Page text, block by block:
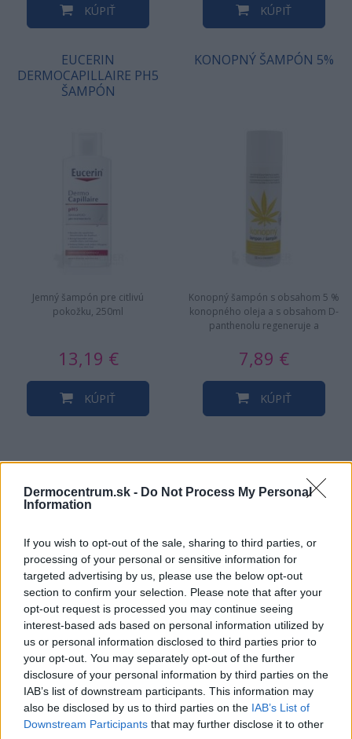
Dermocentrum.sk - Do Not Process My Personal
Information
If you wish to opt-out of the sale, sharing to third parties, or
processing of your personal or sensitive information for
targeted advertising by us, please use the below opt-out
section to confirm your selection. Please note that after your
opt-out request is processed you may continue seeing
interest-based ads based on personal information utilized by
us or personal information disclosed to third parties prior to
your opt-out. You may separately opt-out of the further
disclosure of your personal information by third parties on the
IAB’s list of downstream participants. This information may
also be disclosed by us to third parties on the IAB’s List of
Downstream Participants that may further disclose it to other
KÚPIŤ KÚPIŤ
EUCERIN
DERMOCAPILLAIRE PH5
ŠAMPÓN
Jemný šampón pre citlivú
pokožku, 250ml
13,19 €
KÚPIŤ
KONOPNÝ ŠAMPÓN 5%
Konopný šampón s obsahom 5 %
konopného oleja a s obsahom D-
panthenolu regeneruje a
vhodný na…
7,89 €
KÚPIŤ
NAJNOVŠIE ČLÁNKY V
Pripravte vašu pokožku
na sychravé dni
Starostlivosť o pleť v
lete
HODNOTENIE OBCHODU